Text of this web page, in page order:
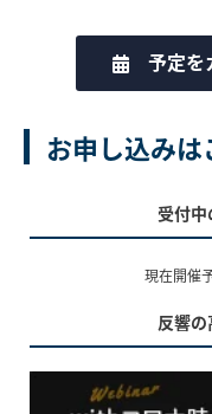
予定を
お申し込みは
受付
現在開催
反響